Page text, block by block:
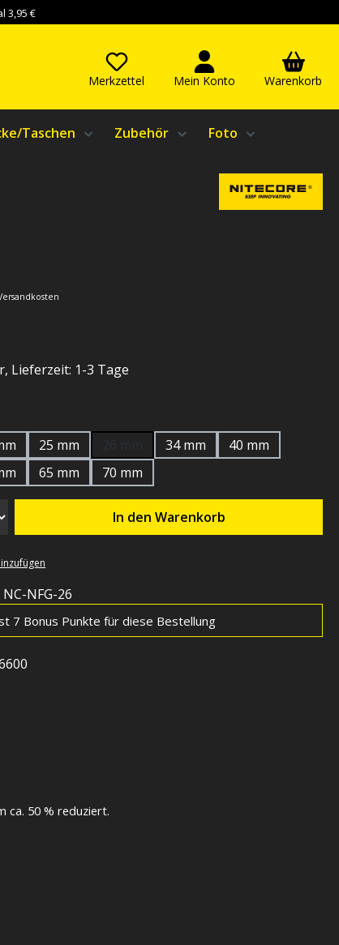
3,95 €
Merkzettel Mein Konto Warenkorb
Taschen Zubehör Foto
Lieferzeit: 1-3 Tage
25 mm 34 mm
40 mm
65 mm 70 mm
In den Warenkorb
NC-NFG-26
7 Bonus Punkte für diese Bestellung
ca. 50 % reduziert.